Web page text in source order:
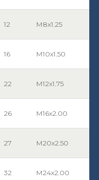
12 М8х1.25
16 М10х1.50
22 М12х1.75
26 М16х2.00
27 М20х2.50
32 М24х2.00